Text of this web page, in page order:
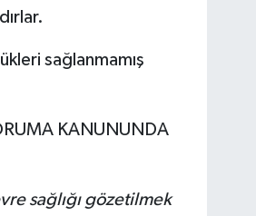
sağlanmamış
KANUNUNDA
sağlığı gözetilmek